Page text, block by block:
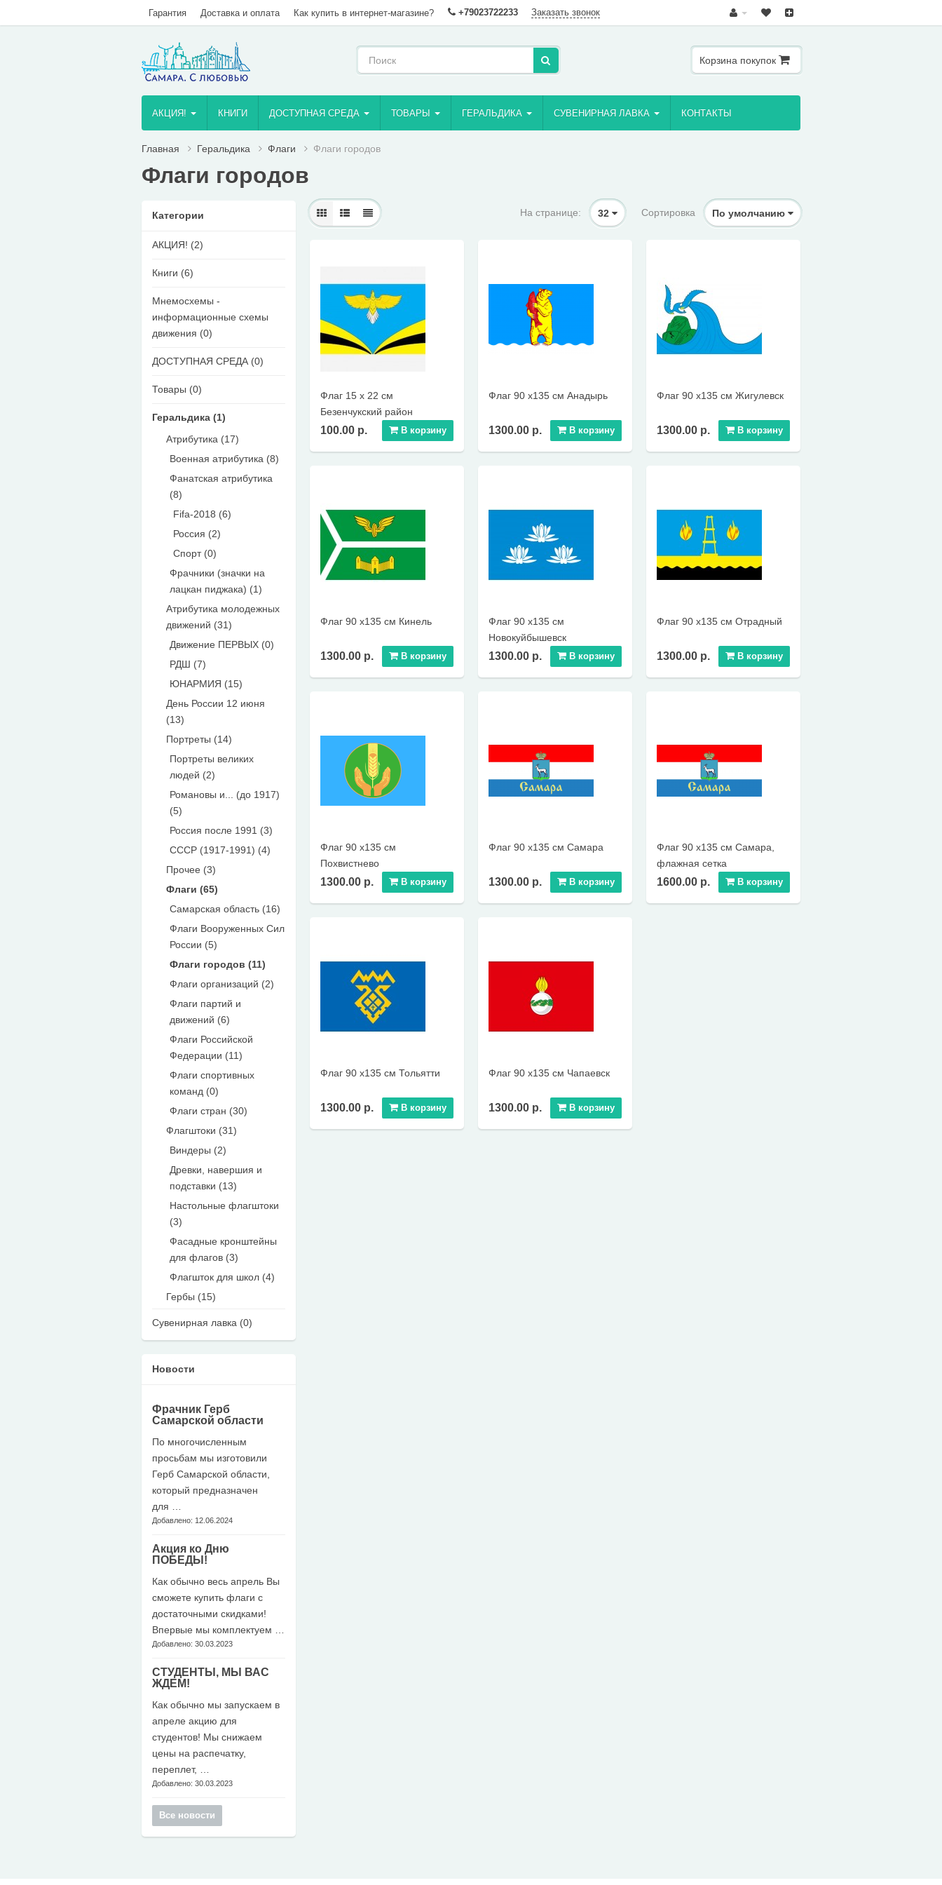
Гарантия Доставка и оплата Как купить в интернет-магазине? +79023722233 Заказать звонок
Корзина покупок
AКЦИЯ! КНИГИ ДОСТУПНАЯ СРЕДА ТОВАРЫ ГЕРАЛЬДИКА СУВЕНИРНАЯ ЛАВКА КОНТАКТЫ
Главная Геральдика Флаги Флаги городов
Флаги городов
Категории
AКЦИЯ! (2)
Книги (6)
Мнемосхемы -
информационные схемы
движения (0)
ДОСТУПНАЯ СРЕДА (0)
Товары (0)
Геральдика (1)
Атрибутика (17)
Военная атрибутика (8)
Фанатская атрибутика
(8)
Fifa-2018 (6)
Россия (2)
Спорт (0)
Фрачники (значки на
лацкан пиджака) (1)
Атрибутика молодежных
движений (31)
Движение ПЕРВЫХ (0)
РДШ (7)
ЮНАРМИЯ (15)
День России 12 июня
(13)
Портреты (14)
Портреты великих
людей (2)
Романовы и... (до 1917)
(5)
Россия после 1991 (3)
СССР (1917-1991) (4)
Прочее (3)
Флаги (65)
Самарская область (16)
Флаги Вооруженных Сил
России (5)
Флаги городов (11)
Флаги организаций (2)
Флаги партий и
движений (6)
Флаги Российской
Федерации (11)
Флаги спортивных
команд (0)
Флаги стран (30)
Флагштоки (31)
Виндеры (2)
Древки, навершия и
подставки (13)
Настольные флагштоки
(3)
Фасадные кронштейны
для флагов (3)
Флагшток для школ (4)
Гербы (15)
Сувенирная лавка (0)
Новости
Фрачник Герб
Самарской области
По многочисленным
просьбам мы изготовили
Герб Самарской области,
который предназначен
для …
Добавлено: 12.06.2024
Акция ко Дню
ПОБЕДЫ!
Как обычно весь апрель Вы
сможете купить флаги с
достаточными скидками!
Впервые мы комплектуем …
Добавлено: 30.03.2023
СТУДЕНТЫ, МЫ ВАС
ЖДЕМ!
Как обычно мы запускаем в
апреле акцию для
студентов! Мы снижаем
цены на распечатку,
переплет, …
Добавлено: 30.03.2023
Все новости
На странице: 32 Сортировка По умолчанию
Флаг 15 х 22 см
Безенчукский район
100.00 р. В корзину
Флаг 90 х135 см Анадырь
1300.00 р. В корзину
Флаг 90 х135 см Жигулевск
1300.00 р. В корзину
Флаг 90 х135 см Кинель
1300.00 р. В корзину
Флаг 90 х135 см
Новокуйбышевск
1300.00 р. В корзину
Флаг 90 х135 см Отрадный
1300.00 р. В корзину
Флаг 90 х135 см
Похвистнево
1300.00 р. В корзину
Флаг 90 х135 см Самара
1300.00 р. В корзину
Флаг 90 х135 см Самара,
флажная сетка
1600.00 р. В корзину
Флаг 90 х135 см Тольятти
1300.00 р. В корзину
Флаг 90 х135 см Чапаевск
1300.00 р. В корзину